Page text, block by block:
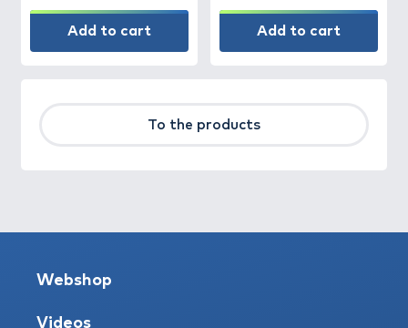
Add to cart Add to cart
To the products
Webshop
Videos